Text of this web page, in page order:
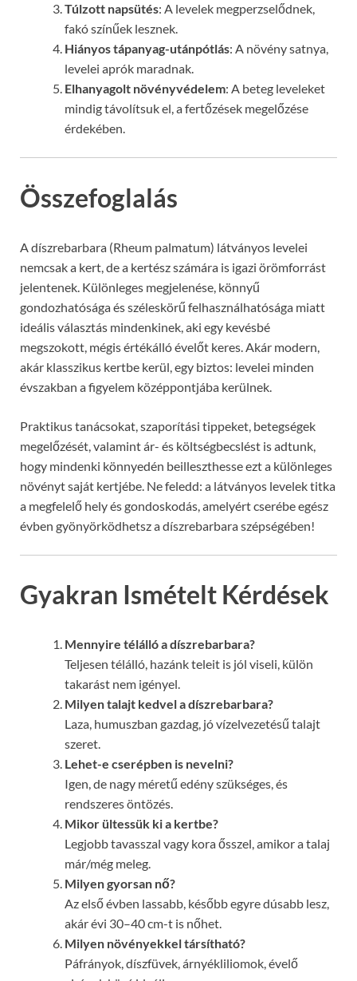
Túlzott napsütés: A levelek megperzselődnek,
fakó színűek lesznek.
Hiányos tápanyag-utánpótlás: A növény satnya,
levelei aprók maradnak.
Elhanyagolt növényvédelem: A beteg leveleket
mindig távolítsuk el, a fertőzések megelőzése
érdekében.
Összefoglalás
A díszrebarbara (Rheum palmatum) látványos levelei
nemcsak a kert, de a kertész számára is igazi örömforrást
jelentenek. Különleges megjelenése, könnyű
gondozhatósága és széleskörű felhasználhatósága miatt
ideális választás mindenkinek, aki egy kevésbé
megszokott, mégis értékálló évelőt keres. Akár modern,
akár klasszikus kertbe kerül, egy biztos: levelei minden
évszakban a figyelem középpontjába kerülnek.
Praktikus tanácsokat, szaporítási tippeket, betegségek
megelőzését, valamint ár- és költségbecslést is adtunk,
hogy mindenki könnyedén beilleszthesse ezt a különleges
növényt saját kertjébe. Ne feledd: a látványos levelek titka
a megfelelő hely és gondoskodás, amelyért cserébe egész
évben gyönyörködhetsz a díszrebarbara szépségében!
Gyakran Ismételt Kérdések
Mennyire télálló a díszrebarbara?
Teljesen télálló, hazánk teleit is jól viseli, külön
takarást nem igényel.
Milyen talajt kedvel a díszrebarbara?
Laza, humuszban gazdag, jó vízelvezetésű talajt
szeret.
Lehet-e cserépben is nevelni?
Igen, de nagy méretű edény szükséges, és
rendszeres öntözés.
Mikor ültessük ki a kertbe?
Legjobb tavasszal vagy kora ősszel, amikor a talaj
már/még meleg.
Milyen gyorsan nő?
Az első évben lassabb, később egyre dúsabb lesz,
akár évi 30–40 cm-t is nőhet.
Milyen növényekkel társítható?
Páfrányok, díszfüvek, árnyékliliomok, évelő